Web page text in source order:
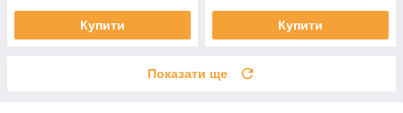
Купити Купити
Показати ще